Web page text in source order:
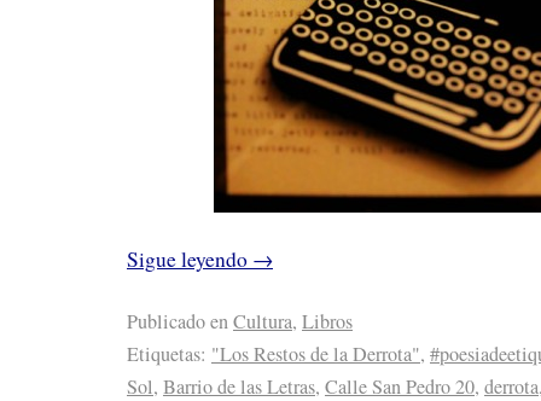
Sigue leyendo →
Publicado enCultura, Libros
Etiquetas: "Los Restos de la Derrota",
Sol, Barrio de las Letras, Calle San Pedro 20, derrota